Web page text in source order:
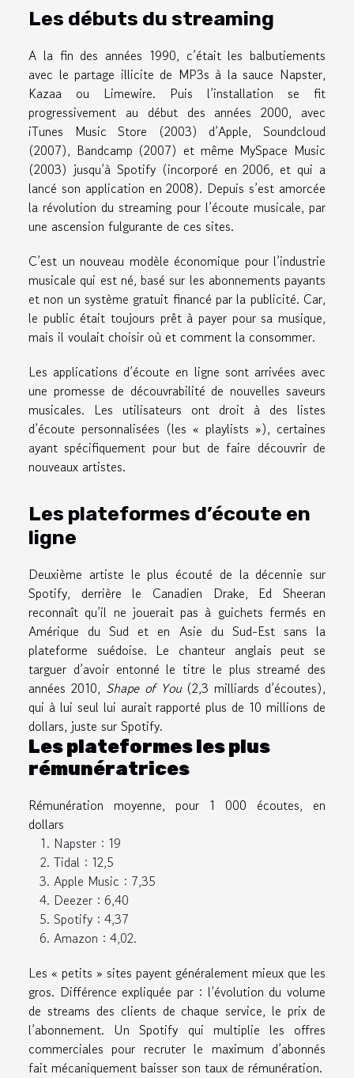
Les débuts du streaming
A la fin des années 1990, c’était les balbutiements
avec le partage illicite de MP3s à la sauce Napster,
Kazaa ou Limewire. Puis l’installation se fit
progressivement au début des années 2000, avec
iTunes Music Store (2003) d’Apple, Soundcloud
(2007), Bandcamp (2007) et même MySpace Music
(2003) jusqu’à Spotify (incorporé en 2006, et qui a
lancé son application en 2008). Depuis s’est amorcée
la révolution du streaming pour l’écoute musicale, par
une ascension fulgurante de ces sites.
C’est un nouveau modèle économique pour l’industrie
musicale qui est né, basé sur les abonnements payants
et non un système gratuit financé par la publicité. Car,
le public était toujours prêt à payer pour sa musique,
mais il voulait choisir où et comment la consommer.
Les applications d’écoute en ligne sont arrivées avec
une promesse de découvrabilité de nouvelles saveurs
musicales. Les utilisateurs ont droit à des listes
d’écoute personnalisées (les « playlists »), certaines
ayant spécifiquement pour but de faire découvrir de
nouveaux artistes.
Les plateformes d’écoute en
ligne
Deuxième artiste le plus écouté de la décennie sur
Spotify, derrière le Canadien Drake, Ed Sheeran
reconnaît qu’il ne jouerait pas à guichets fermés en
Amérique du Sud et en Asie du Sud-Est sans la
plateforme suédoise. Le chanteur anglais peut se
targuer d’avoir entonné le titre le plus streamé des
années 2010, Shape of You(2,3 milliards d’écoutes),
qui à lui seul lui aurait rapporté plus de 10 millions de
dollars, juste sur Spotify.
Les plateformes les plus
rémunératrices
Rémunération moyenne, pour 1 000 écoutes, en
dollars
Napster : 19
Tidal : 12,5
Apple Music : 7,35
Deezer : 6,40
Spotify : 4,37
Amazon : 4,02.
Les « petits » sites payent généralement mieux que les
gros. Différence expliquée par : l’évolution du volume
de streams des clients de chaque service, le prix de
l’abonnement. Un Spotify qui multiplie les offres
commerciales pour recruter le maximum d’abonnés
fait mécaniquement baisser son taux de rémunération.